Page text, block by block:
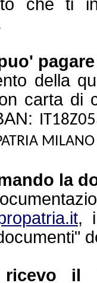
che ti
della
carta di
la
,
ricevo il